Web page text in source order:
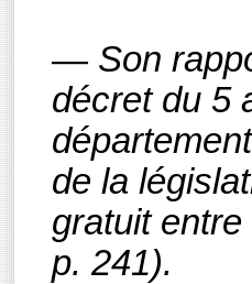
— Son
décret du 5
de la
gratuit
p. 241).